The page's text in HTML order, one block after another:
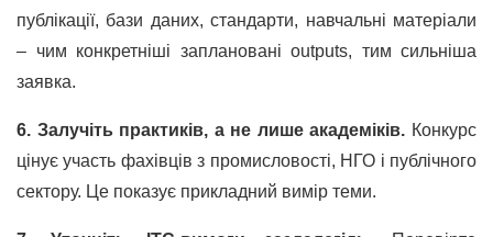
публікації, бази даних, стандарти, навчальні матеріали
– чим конкретніші заплановані outputs, тим сильніша
заявка.
6. Залучіть практиків, а не лише академіків. Конкурс
цінує участь фахівців з промисловості, НГО і публічного
сектору. Це показує прикладний вимір теми.